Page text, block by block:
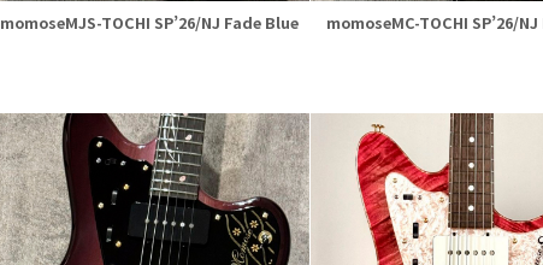
momoseMJS-TOCHI SP’26/NJ Fade Blue momoseMC-TOCHI SP’26/